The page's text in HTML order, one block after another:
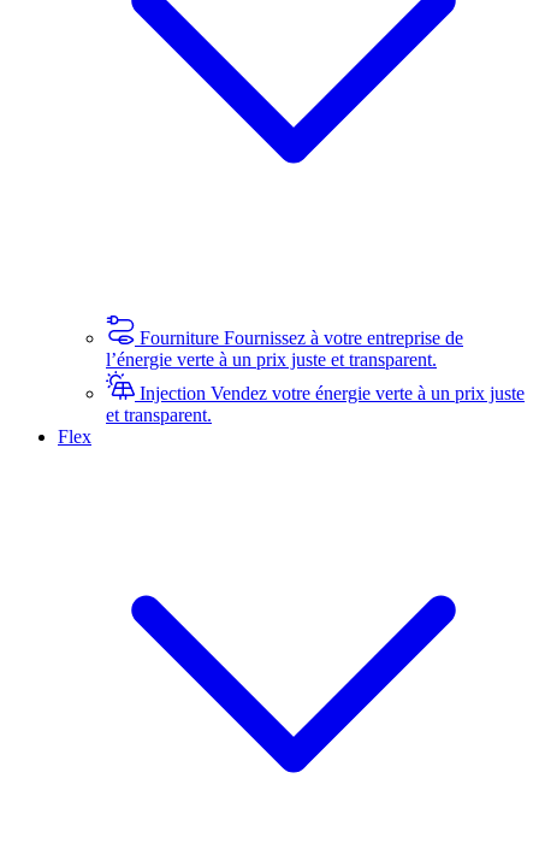
Fourniture Fournissez à votre entreprise de
l’énergie verte à un prix juste et transparent.
Injection Vendez votre énergie verte à un prix juste
et transparent.
Flex